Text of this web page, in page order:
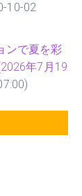
10-02
ンで夏を彩
年7月19